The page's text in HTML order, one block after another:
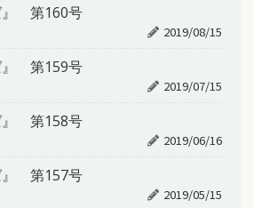
』 第160号
2019/08/15
』 第159号
2019/07/15
』 第158号
2019/06/16
』 第157号
2019/05/15